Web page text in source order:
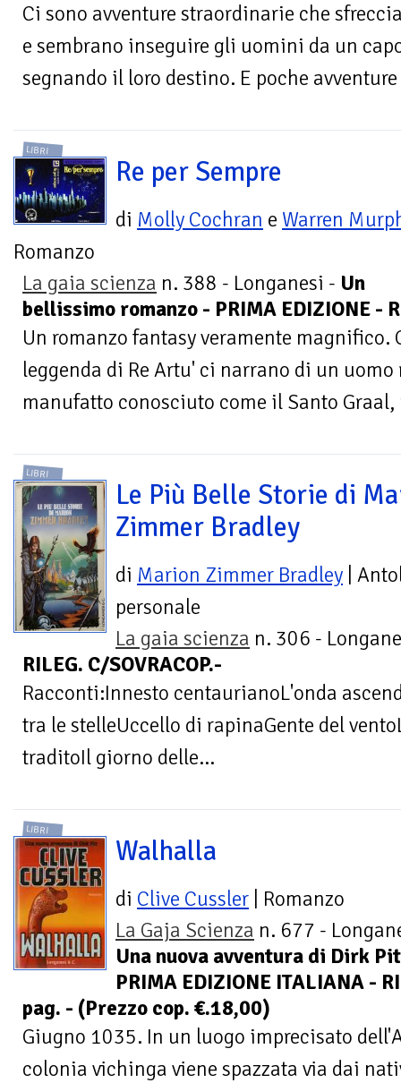
Ci sono avventure straordinarie che
e sembrano inseguire gli uomini da un
segnando il loro destino. E poche
LIBRI
Re per Sempre
di Molly Cochran e Warren
Romanzo
La gaia scienza n. 388 - Longanesi - Un
bellissimo romanzo - PRIMA EDIZIONE -
Un romanzo fantasy veramente
leggenda di Re Artu' ci narrano di un
manufatto conosciuto come il Santo
LIBRI
Le Più Belle Storie di
Zimmer Bradley
di Marion Zimmer Bradley |
personale
La gaia scienza n. 306 -
RILEG. C/SOVRACOP.-
Racconti:Innesto centaurianoL'onda
tra le stelleUccello di rapinaGente del
traditoIl giorno delle...
LIBRI
Walhalla
di Clive Cussler | Romanzo
La Gaja Scienza n. 677 -
Una nuova avventura di Dirk
PRIMA EDIZIONE ITALIANA -
pag. - (Prezzo cop. €.18,00)
Giugno 1035. In un luogo imprecisato
colonia vichinga viene spazzata via dai